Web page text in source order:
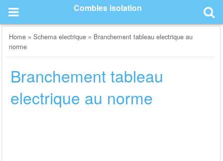
content
Combles isolation
Home »Schema electrique » Branchement tableau electrique au
norme
Branchement tableau
electrique au norme